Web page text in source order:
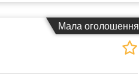
Мала оголошення